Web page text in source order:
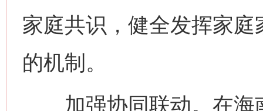
家庭共识，健全发挥家
的机制。
加强协同联动。在海